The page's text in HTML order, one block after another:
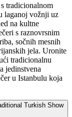
tradicionalnom
laganoj vožnji uz
na kultne
s raznovrsnim
sočnih mesnih
jela. Uronite
tradicionalnu
jedinstvena
u Istanbulu koja
Turkish Show